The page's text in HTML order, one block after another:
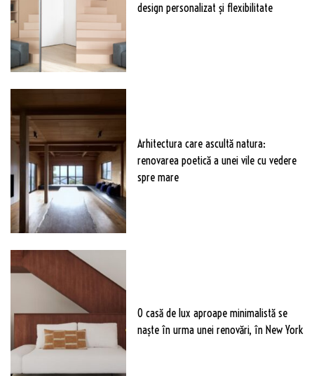
design personalizat și flexibilitate
Arhitectura care ascultă natura:
renovarea poetică a unei vile cu vedere
spre mare
O casă de lux aproape minimalistă se
naște în urma unei renovări, în New York